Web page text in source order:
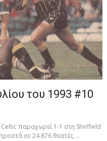
του 1993 #10
παραχωρεί 1-1 στη Sheffield
σε 24.876 θεατές. ...